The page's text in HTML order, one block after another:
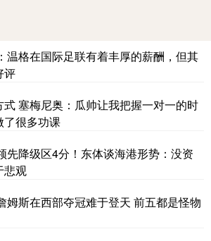
温格在国际足联有着丰厚的薪酬，但其
评
塞梅尼奥：瓜帅让我把握一对一的时
了很多功课
先降级区4分！东体谈海港形势：没资
悲观
姆斯在西部夺冠难于登天 前五都是怪物